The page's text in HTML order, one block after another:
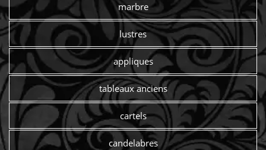
marbre
lustres
appliques
tableaux anciens
cartels
candelabres